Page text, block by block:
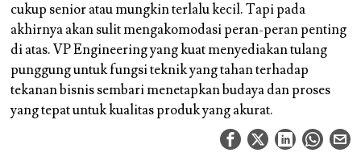
cukup senior atau mungkin terlalu kecil. Tapi pada
akhirnya akan sulit mengakomodasi peran-peran penting
di atas. VP Engineering yang kuat menyediakan tulang
punggung untuk fungsi teknik yang tahan terhadap
tekanan bisnis sembari menetapkan budaya dan proses
yang tepat untuk kualitas produk yang akurat.